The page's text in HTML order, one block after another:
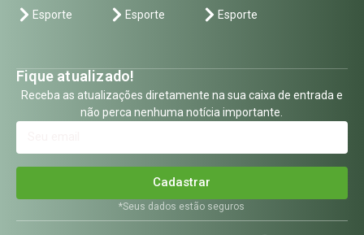
Esporte Esporte Esporte
Fique atualizado!
Receba as atualizações diretamente na sua caixa de entrada e
não perca nenhuma notícia importante.
Cadastrar
*Seus dados estão seguros